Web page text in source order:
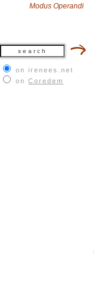
Modus Operandi
on irenees.net
on Coredem